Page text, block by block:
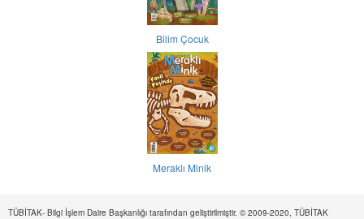
Bilim Çocuk
Meraklı Minik
TÜBİTAK- Bilgi İşlem Daire Başkanlığı tarafından geliştirilmiştir. © 2009-2020, TÜBİTAK